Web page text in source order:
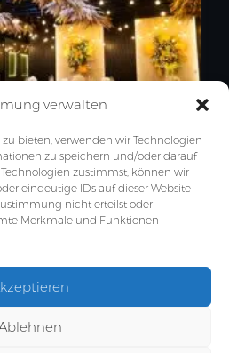
verwalten
bieten, verwenden wir Technologien
zu speichern und/oder darauf
zustimmst, können wir
eindeutige IDs auf dieser Website
nicht erteilst oder
Merkmale und Funktionen